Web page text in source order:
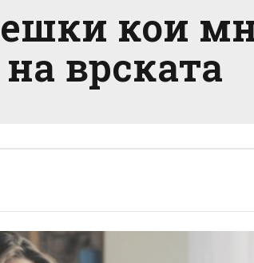
кои
врската